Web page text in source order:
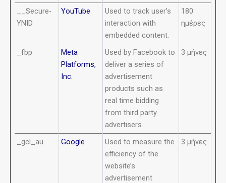
__Secure-
YNID
YouTube
Used to track user’s
interaction with
embedded content.
180
ημέρες
_fbp
Meta
Platforms,
Inc.
Used by Facebook to
deliver a series of
advertisement
products such as
real time bidding
from third party
advertisers.
3 μήνες
_gcl_au Google
Used to measure the
efficiency of the
website’s
advertisement
3 μήνες